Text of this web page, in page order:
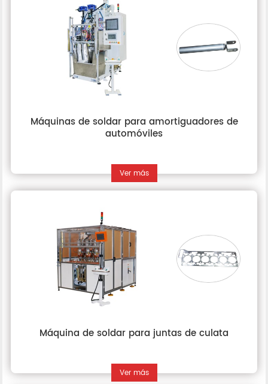
Máquinas de soldar para amortiguadores de
automóviles
Ver más
Máquina de soldar para juntas de culata
Ver más